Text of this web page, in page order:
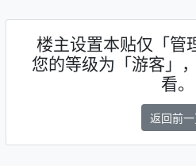
楼主设置本贴仅「管
您的等级为「游客」
看。
返回前